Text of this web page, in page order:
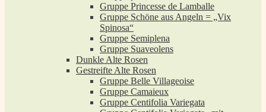
Gruppe Princesse de Lamballe
Gruppe Schöne aus Angeln = „Vix
Spinosa“
Gruppe Semiplena
Gruppe Suaveolens
Dunkle Alte Rosen
Gestreifte Alte Rosen
Gruppe Belle Villageoise
Gruppe Camaieux
Gruppe Centifolia Variegata